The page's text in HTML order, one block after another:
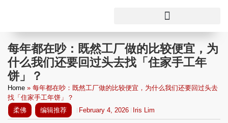
每年都在吵：既然工厂做的比较便宜，为
什么我们还要回过头去找「住家手工年
饼」？
Home » 每年都在吵：既然工厂做的比较便宜，为什么我们还要回过头去
找「住家手工年饼」？
柔佛
编辑推荐 February 4, 2026 Iris Lim